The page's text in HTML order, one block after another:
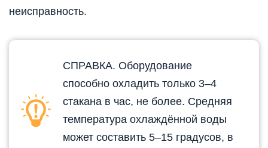
неисправность.
СПРАВКА. Оборудование
способно охладить только 3–4
стакана в час, не более. Средняя
температура охлаждённой воды
может составить 5–15 градусов, в